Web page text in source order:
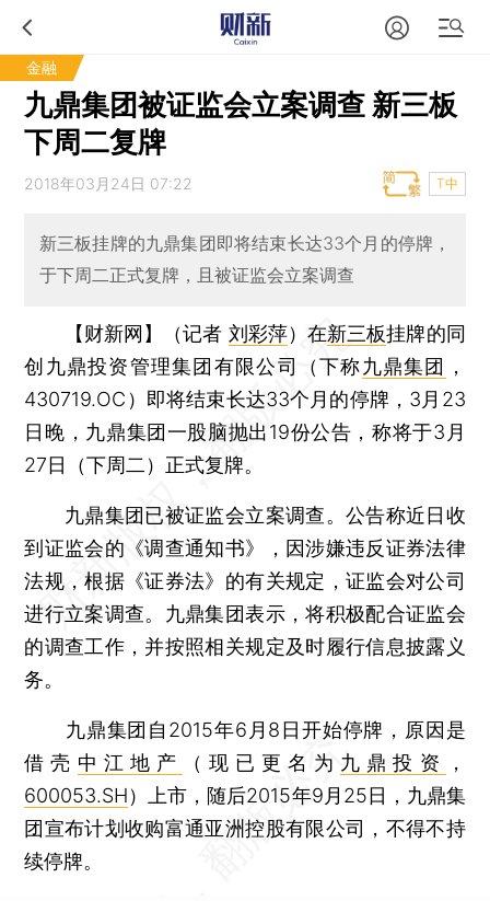
金融
九鼎集团被证监会立案调查 新三板
下周二复牌
2018年03月24日 07:22 T中
新三板挂牌的九鼎集团即将结束长达33个月的停牌，
于下周二正式复牌，且被证监会立案调查
【财新网】（记者 刘彩萍） 在新三板挂牌的同
创九鼎投资管理集团有限公司（下称九鼎集团
，
430719.OC）即将结束长达33个月的停牌，3月23
日晚，九鼎集团一股脑抛出19份公告，称将于3月
27日（下周二）正式复牌。
九鼎集团已被证监会立案调查。公告称近日收
到证监会的《调查通知书》，因涉嫌违反证券法律
法规，根据《证券法》的有关规定，证监会对公司
进行立案调查。九鼎集团表示，将积极配合证监会
的调查工作，并按照相关规定及时履行信息披露义
务。
九鼎集团自2015年6月8日开始停牌，原因是
借壳 中江地产 （现已更名为 九鼎投资
，
600053.SH）上市，随后2015年9月25日，九鼎集
团宣布计划收购富通亚洲控股有限公司，不得不持
续停牌。